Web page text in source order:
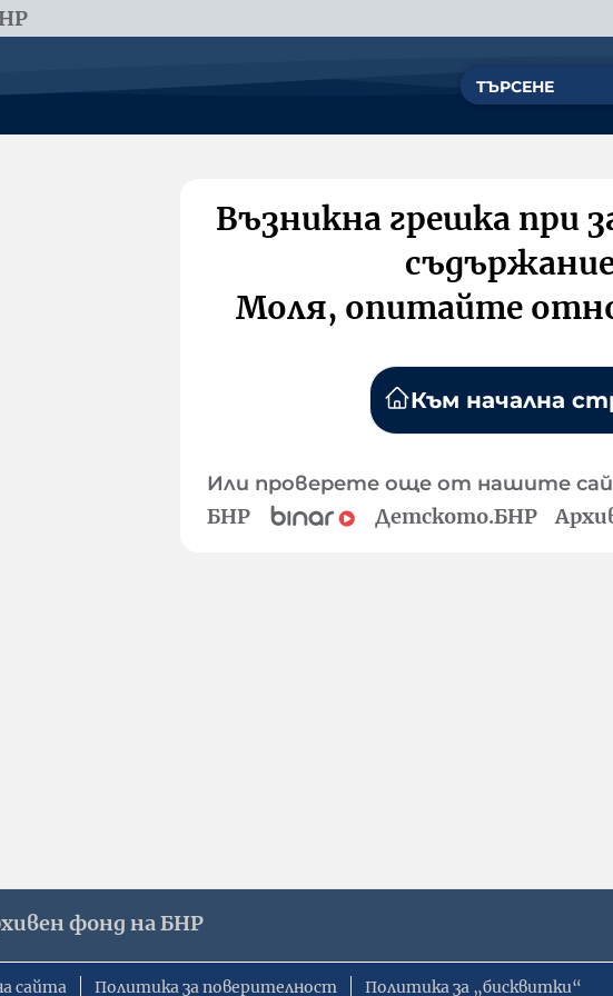
Възникна грешка при
Моля, опитайте
Към начална
Или проверете още от нашите
БНР Детското.БНР
фонд на БНР
сайта Политика за поверителност Политика за „бисквитки“